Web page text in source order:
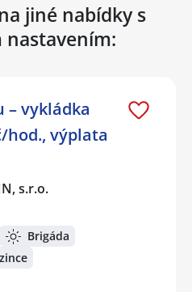
jiné nabídky s
– vykládka
hod., výplata
s.r.o.
Brigáda